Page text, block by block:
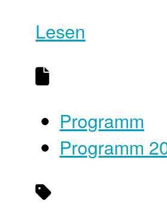
Lesen
Programm
Programm